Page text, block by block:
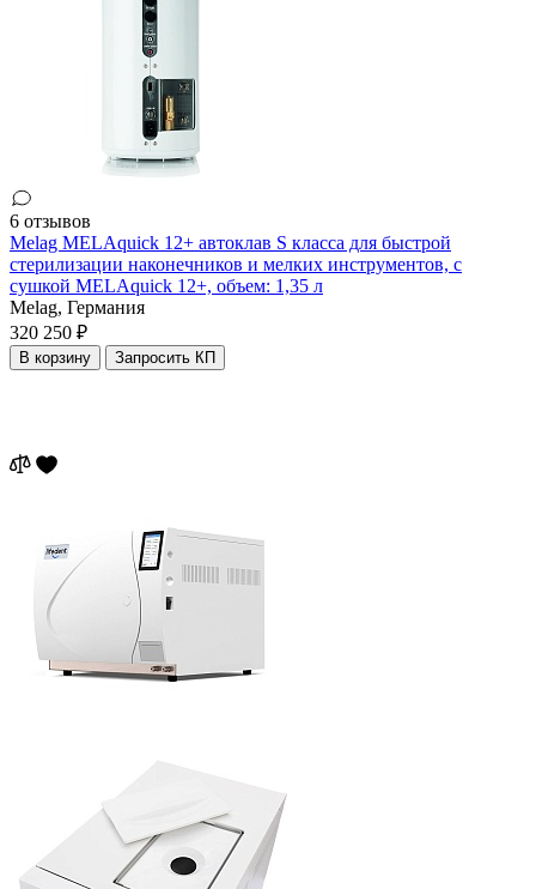
6 отзывов
Melag MELAquick 12+ автоклав S класса для быстрой
стерилизации наконечников и мелких инструментов, с
сушкой MELAquick 12+, объем: 1,35 л
Melag, Германия
320 250 ₽
В корзину Запросить КП